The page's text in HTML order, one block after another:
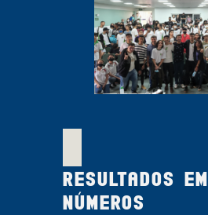
Resultados em
números